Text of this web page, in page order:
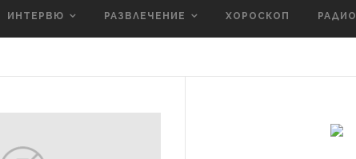
ИНТЕРВЮ РАЗВЛЕЧЕНИЕ ХОРОСКОП РАДИО